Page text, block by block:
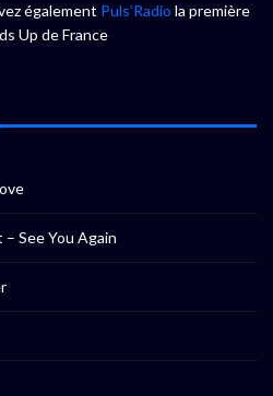
également Puls’Radio la première
Up de France
See You Again